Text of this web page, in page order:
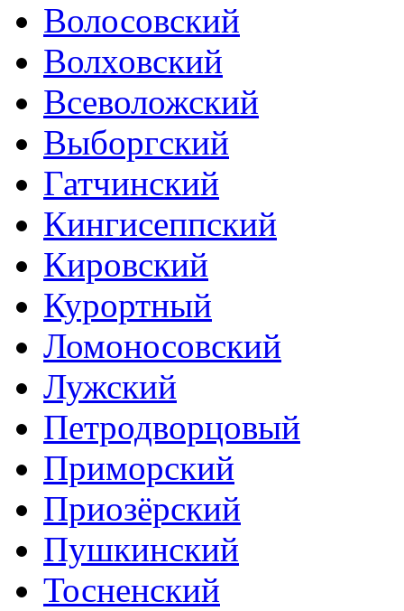
Волосовский
Волховский
Всеволожский
Выборгский
Гатчинский
Кингисеппский
Кировский
Курортный
Ломоносовский
Лужский
Петродворцовый
Приморский
Приозёрский
Пушкинский
Тосненский